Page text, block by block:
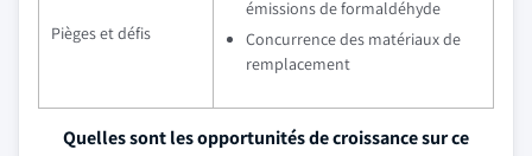
Pièges et défis
émissions de formaldéhyde
Concurrence des matériaux de
remplacement
Quelles sont les opportunités de croissance sur ce